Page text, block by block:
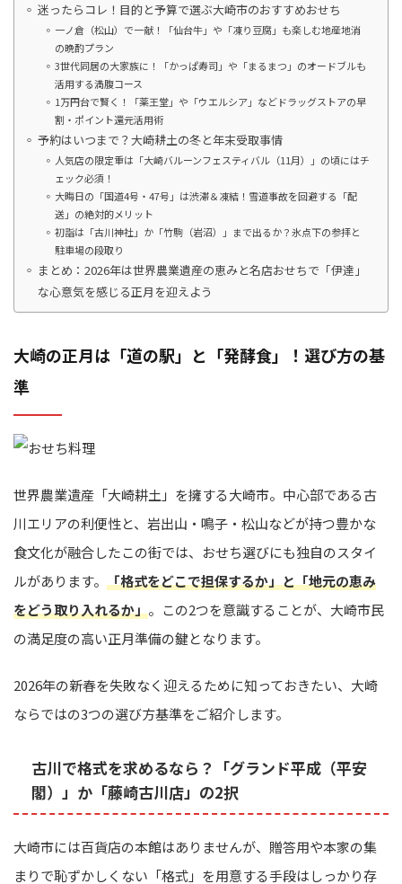
迷ったらコレ！目的と予算で選ぶ大崎市のおすすめおせち
一ノ倉（松山）で一献！「仙台牛」や「凍り豆腐」も楽しむ地産地消
の晩酌プラン
3世代同居の大家族に！「かっぱ寿司」や「まるまつ」のオードブルも
活用する満腹コース
1万円台で賢く！「薬王堂」や「ウエルシア」などドラッグストアの早
割・ポイント還元活用術
予約はいつまで？大崎耕土の冬と年末受取事情
人気店の限定重は「大崎バルーンフェスティバル（11月）」の頃にはチ
ェック必須！
大晦日の「国道4号・47号」は渋滞＆凍結！雪道事故を回避する「配
送」の絶対的メリット
初詣は「古川神社」か「竹駒（岩沼）」まで出るか？氷点下の参拝と
駐車場の段取り
まとめ：2026年は世界農業遺産の恵みと名店おせちで「伊達」
な心意気を感じる正月を迎えよう
大崎の正月は「道の駅」と「発酵食」！選び方の基
準
世界農業遺産「大崎耕土」を擁する大崎市。中心部である古
川エリアの利便性と、岩出山・鳴子・松山などが持つ豊かな
食文化が融合したこの街では、おせち選びにも独自のスタイ
ルがあります。 「格式をどこで担保するか」と「地元の恵み
をどう取り入れるか」。この2つを意識することが、大崎市民
の満足度の高い正月準備の鍵となります。
2026年の新春を失敗なく迎えるために知っておきたい、大崎
ならではの3つの選び方基準をご紹介します。
古川で格式を求めるなら？「グランド平成（平安
閣）」か「藤崎古川店」の2択
大崎市には百貨店の本館はありませんが、贈答用や本家の集
まりで恥ずかしくない「格式」を用意する手段はしっかり存